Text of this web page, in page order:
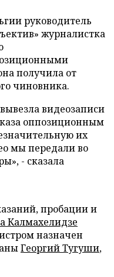
руководитель
журналистка
получила от
чиновника.
видеозаписи
оппозиционным
их
мы передали во
- сказала
пробации и
Калмахелидзе
назначен
Георгий Тугуши,